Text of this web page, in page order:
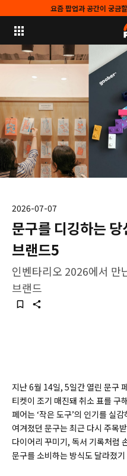
요즘 팝업과 공간이 궁금
2026-07-07
문구를 디깅하는
브랜드5
인벤타리오 2026에서 만
브랜드
지난 6월 14일, 5일간 열린 문구
티켓이 조기 매진돼 취소 표를 구
페어는 ‘작은 도구’의 인기를 실
여겨졌던 문구는 최근 다시 주목
다이어리 꾸미기, 독서 기록처럼
문구를 소비하는 방식도 달라졌